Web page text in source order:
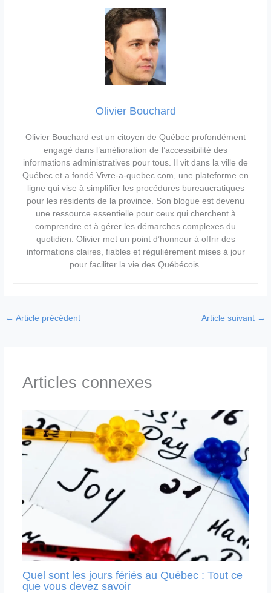
Olivier Bouchard
Olivier Bouchard est un citoyen de Québec profondément
engagé dans l’amélioration de l’accessibilité des
informations administratives pour tous. Il vit dans la ville de
Québec et a fondé Vivre-a-quebec.com, une plateforme en
ligne qui vise à simplifier les procédures bureaucratiques
pour les résidents de la province. Son blogue est devenu
une ressource essentielle pour ceux qui cherchent à
comprendre et à gérer les démarches complexes du
quotidien. Olivier met un point d’honneur à offrir des
informations claires, fiables et régulièrement mises à jour
pour faciliter la vie des Québécois.
← Article précédent Article suivant →
Articles connexes
Quel sont les jours fériés au Québec : Tout ce
que vous devez savoir